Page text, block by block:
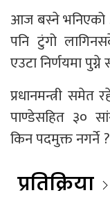
आज बस्ने भनिएको
पनि टुंगो
एउटा निर्णयमा
प्रधानमन्त्री
पाण्डेसहित ३०
किन पदमुक्त नगर्ने
प्रतिक्रिया